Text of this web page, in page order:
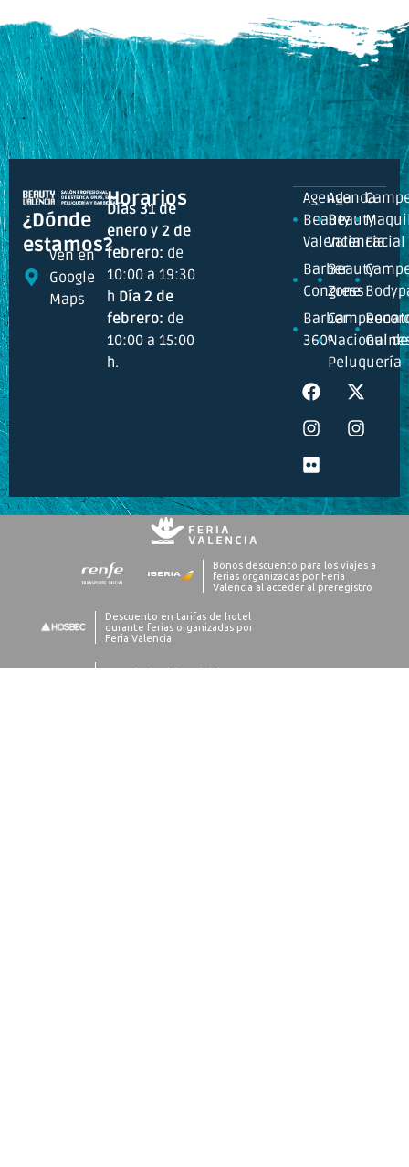
¿Dónde
estamos?
Ven en
Google
Maps
Horarios
Días 31 de
enero y 2 de
febrero: de
10:00 a 19:30
h Día 2 de
febrero: de
10:00 a 15:00
h.
Agenda
Beauty
Valencia
Barber
Congress
Barber
360º
Agenda
Beauty
Valencia
Beauty
Zone
Nacional de
Peluquería
Facial